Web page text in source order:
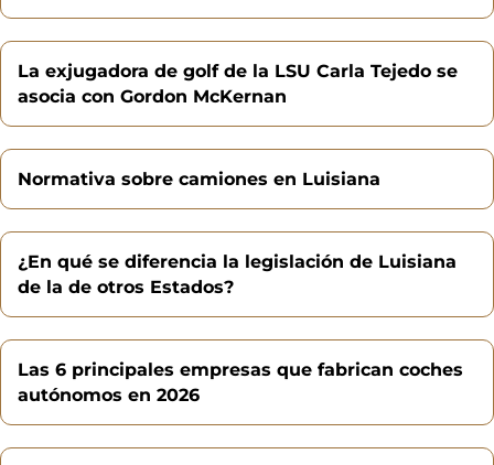
La exjugadora de golf de la LSU Carla Tejedo se
asocia con Gordon McKernan
Normativa sobre camiones en Luisiana
¿En qué se diferencia la legislación de Luisiana
de la de otros Estados?
Las 6 principales empresas que fabrican coches
autónomos en 2026